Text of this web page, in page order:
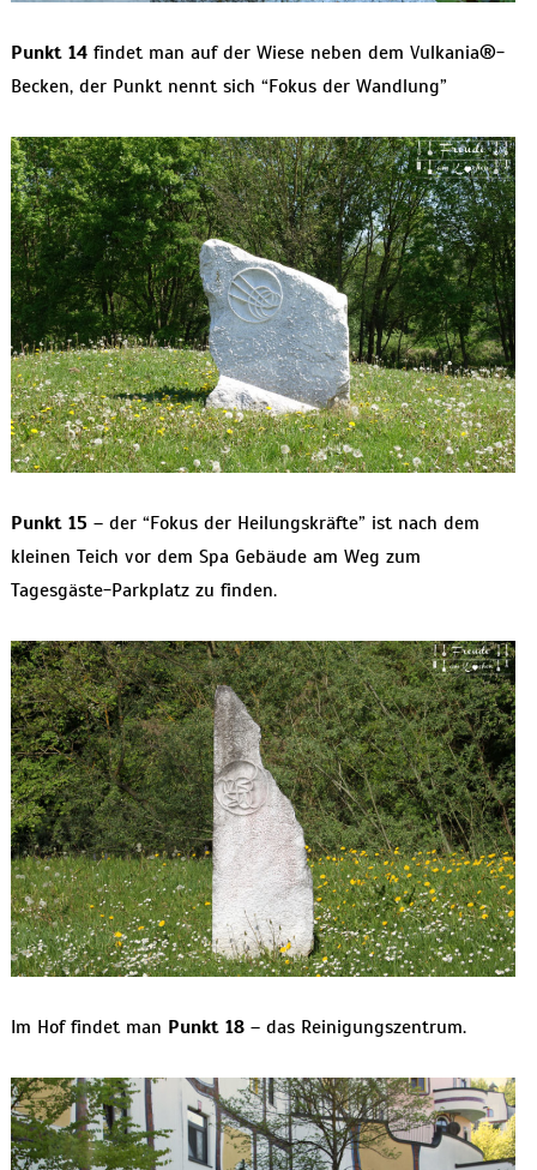
Punkt 14findet man auf der Wiese neben dem Vulkania®-
Becken, der Punkt nennt sich “Fokus der Wandlung”
Punkt 15 – der “Fokus der Heilungskräfte” ist nach dem
kleinen Teich vor dem Spa Gebäude am Weg zum
Tagesgäste-Parkplatz zu finden.
Im Hof findet man Punkt 18– das Reinigungszentrum.